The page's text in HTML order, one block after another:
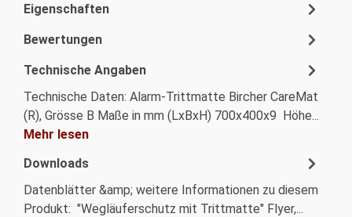
Eigenschaften
Bewertungen
Technische Angaben
Technische Daten: Alarm-Trittmatte Bircher CareMat
(R), Grösse B Maße in mm (LxBxH) 700x400x9 Höhe...
Mehr lesen
Downloads
Datenblätter &amp; weitere Informationen zu diesem
Produkt: "Wegläuferschutz mit Trittmatte" Flyer,...